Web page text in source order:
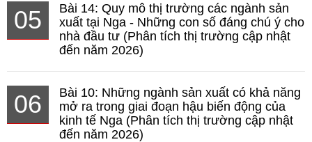
05
Bài 14: Quy mô thị trường các ngành sản
xuất tại Nga - Những con số đáng chú ý cho
nhà đầu tư (Phân tích thị trường cập nhật
đến năm 2026)
06
Bài 10: Những ngành sản xuất có khả năng
mở ra trong giai đoạn hậu biến động của
kinh tế Nga (Phân tích thị trường cập nhật
đến năm 2026)